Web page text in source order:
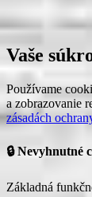
Vaše
Používame
a zobrazovanie
zásadách
🔒 Nevyhnutné
Základná